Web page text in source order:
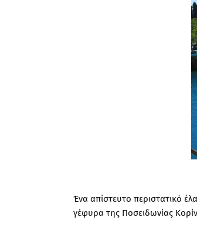
Ένα απίστευτο περιστατικό
γέφυρα της Ποσειδωνίας